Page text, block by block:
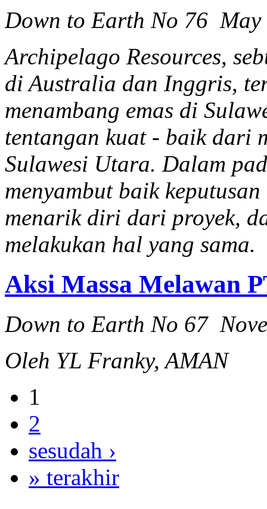
Down to Earth No 76 May
Archipelago Resources,
di Australia dan Inggris,
menambang emas di
tentangan kuat - baik dari
Sulawesi Utara. Dalam
menyambut baik
menarik diri dari proyek,
melakukan hal yang sama.
Aksi Massa Melawan
Down to Earth No 67
Oleh YL Franky, AMAN
1
2
sesudah ›
» terakhir